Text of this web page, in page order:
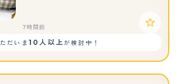
7時間前
ただいま 10人以上が検討中！